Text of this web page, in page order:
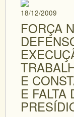
18/12/2009
FORÇA
E
E FALTA